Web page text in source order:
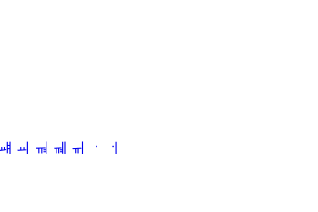
ㆈ ㆉ ㆊ ㆋ ㆌ ㆍ
ㆎ